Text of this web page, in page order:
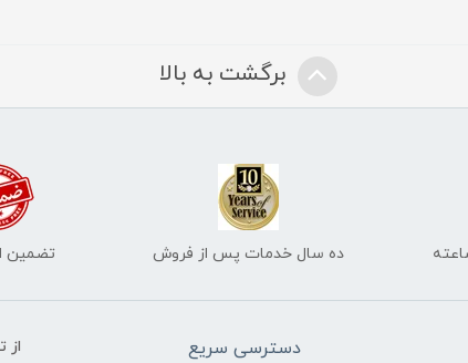
برگشت به بالا
ده سال خدمات پس از فروش تضمین
دسترسی سریع از